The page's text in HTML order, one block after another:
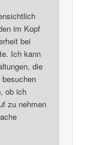
im Kopf
bei
Ich kann
die
ob ich
zu nehmen